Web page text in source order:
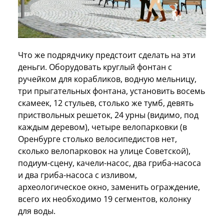
Что же подрядчику предстоит сделать на эти
деньги. Оборудовать круглый фонтан с
ручейком для корабликов, водную мельницу,
три прыгательных фонтана, установить восемь
скамеек, 12 стульев, столько же тумб, девять
приствольных решеток, 24 урны (видимо, под
каждым деревом), четыре велопарковки (в
Оренбурге столько велосипедистов нет,
сколько велопарковок на улице Советской),
подиум-сцену, качели-насос, два гриба-насоса
и два гриба-насоса с изливом,
археологическое окно, заменить ограждение,
всего их необходимо 19 сегментов, колонку
для воды.